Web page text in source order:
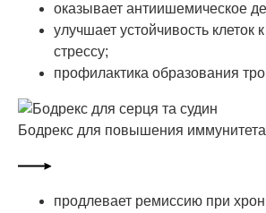
оказывает антиишемическое
улучшает устойчивость клеток
стрессу;
профилактика образования
Бодрекс для повышения иммунитета
продлевает ремиссию при